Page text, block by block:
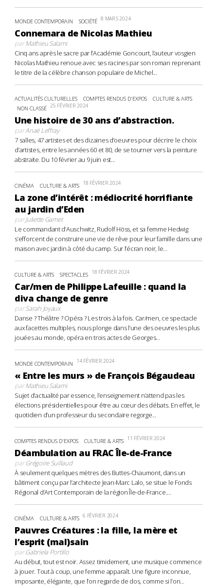
MONDE CONTEMPORAIN SOCIÉTÉ 8 MARS 2024
Connemara de Nicolas Mathieu
parMathieu Salami
Cinq ans après le sacre par l’Académie Goncourt, l’auteur vosgien
Nicolas Mathieu renoue avec ses racines par son roman reprenant
le titre de la célèbre chanson populaire de Michel...
ACTUALITÉS CULTURELLES COMPTES RENDUS D'EXPOS
CULTURE & ARTS
NON CLASSÉ 25 FÉVRIER 2024
Une histoire de 30 ans d’abstraction.
parAnaë Leffray
7 salles, 47 artistes et des dizaines d’oeuvres pour décrire le choix
d’artistes, entre les années 60 et 80, de se tourner vers la peinture
abstraite. Du 10 février au 9 juin est...
CINÉMA CULTURE & ARTS 18 FÉVRIER 2024
La zone d’intérêt : médiocrité horrifiante
au jardin d’Eden
parJuliette Gamet
Le commandant d’Auschwitz, Rudolf Höss, et sa femme Hedwig
s’efforcent de construire une vie de rêve pour leur famille dans une
maison avec jardin à côté du camp. Sur l’écran noir, le...
CULTURE & ARTS SPECTACLES 18 FÉVRIER 2024
Car/men de Philippe Lafeuille : quand la
diva change de genre
parSarah Joyaux
Danse ? Théâtre ? Opéra ? Les trois à la fois. Car/men, ce spectacle
aux facettes multiples, nous plonge dans l’une des oeuvres les plus
jouées au monde, opéra en trois actes de Georges...
MONDE CONTEMPORAIN 14 FÉVRIER 2024
« Entre les murs » de François Bégaudeau
parMathieu Salami
Sujet d’actualité par essence, l’enseignement n’attend pas les
élections présidentielles pour être au cœur des débats. En effet, le
quotidien d’un professeur du secondaire regorge...
COMPTES RENDUS D'EXPOS CULTURE & ARTS 11 FÉVRIER 2024
Déambulation au FRAC Île-de-France
parGrégoire Suillaud
À seulement quelques mètres des Buttes-Chaumont, dans un
bâtiment conçu par l’architecte Jean-Marc Lalo, se situe le Fonds
Régional d’Art Contemporain de la région Île-de-France....
CINÉMA CULTURE & ARTS 6 FÉVRIER 2024
Pauvres Créatures : la fille, la mère et
l’esprit (mal)sain
parGabriela Portillo
Au début, tout est noir. Assez timidement, une musique commence
à jouer. Tout à coup, une femme apparaît. Une figure inconnue,
imposante, élégante, que l’on regarde de dos, comme si l’on...